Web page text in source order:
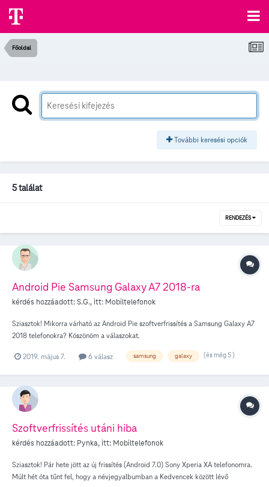
Főoldal
További keresési opciók
5 találat
RENDEZÉS
Android Pie Samsung Galaxy A7 2018-ra
kérdés hozzáadott:S.G., itt: Mobiltelefonok
Sziasztok! Mikorra várható az Android Pie szoftverfrissítés a Samsung Galaxy A7
2018 telefonokra? Köszönöm a válaszokat.
2019. május 7. 6 válasz samsung galaxy (és még 5 )
Szoftverfrissítés utáni hiba
kérdés hozzáadott: Pynka, itt: Mobiltelefonok
Sziasztok! Pár hete jött az új frissítés (Android 7.0) Sony Xperia XA telefonomra.
Múlt hét óta tűnt fel, hogy a névjegyalbumban a Kedvencek között lévő